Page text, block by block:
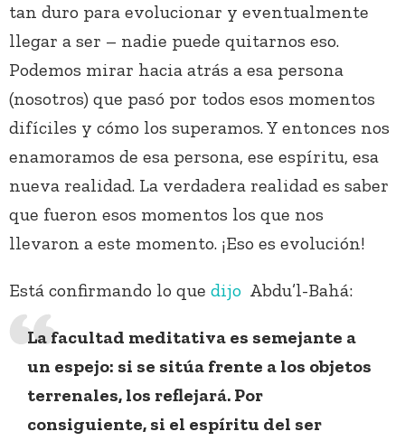
tan duro para evolucionar y eventualmente
llegar a ser – nadie puede quitarnos eso.
Podemos mirar hacia atrás a esa persona
(nosotros) que pasó por todos esos momentos
difíciles y cómo los superamos. Y entonces nos
enamoramos de esa persona, ese espíritu, esa
nueva realidad. La verdadera realidad es saber
que fueron esos momentos los que nos
llevaron a este momento. ¡Eso es evolución!
Está confirmando lo que dijo Abdu’l-Bahá:
La facultad meditativa es semejante a
un espejo: si se sitúa frente a los objetos
terrenales, los reflejará. Por
consiguiente, si el espíritu del ser